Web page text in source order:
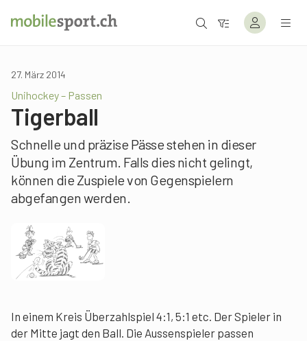
27. März 2014
Unihockey – Passen
Tigerball
Schnelle und präzise Pässe stehen in dieser
Übung im Zentrum. Falls dies nicht gelingt,
können die Zuspiele von Gegenspielern
abgefangen werden.
In einem Kreis Überzahlspiel 4:1, 5:1 etc. Der Spieler in
der Mitte jagt den Ball. Die Aussenspieler passen